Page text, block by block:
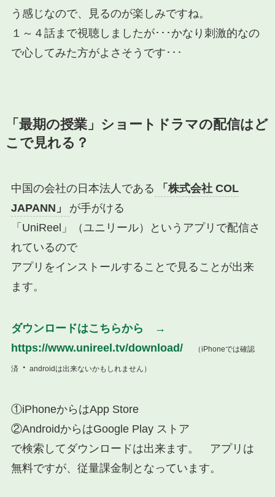
う感じなので、見るのが楽しみですね。
１～４話まで視聴しましたが･･･かなり刺激的なの
で心してみた方がよさそうです･･･
「最期の授業」ショートドラマの配信はど
こで見れる？
中国の会社の日本法人である
「株式会社 COL
JAPANN」
が手がける
「UniReel」（ユニリール）というアプリ で配信さ
れているので
アプリをインストールすることで見ることが出来
ます。
ダウンロードはこちらから →
https://www.unireel.tv/download/
（iPhoneでは確認
済・ androidは出来ないかもしれません）
①iPhoneからはApp Store
②AndroidからはGoogle Play ストア
で検索してダウンロードは出来ます。 アプリは
無料ですが、従量課金制となっています。